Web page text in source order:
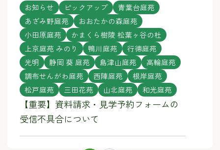
お知らせ ピックアップ
青葉台庭苑
あざみ野庭苑
おおたかの森庭苑
小田原庭苑
かまくら樹陵 松葉ヶ谷の杜
上京庭苑 みのり
鴨川庭苑
行徳庭苑
光明
静岡 葵 庭苑 島津山庭苑
高輪庭苑
調布せんがわ庭苑
西陣庭苑
根岸庭苑
松戸庭苑
三田花苑 山北庭苑 和光庭苑
【重要】資料請求・見学予約フォームの
受信不具合について